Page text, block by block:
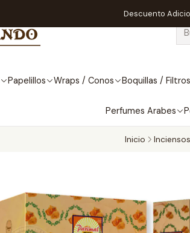
Papelillos Wraps / Conos Boquillas / Filtros
Perfumes Arabes
Descuento
Inicio Inciensos